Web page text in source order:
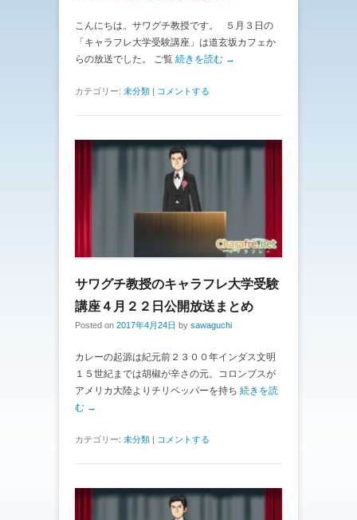
こんにちは。サワグチ教授です。 ５月３日の
「キャラフレ大学受験講座」は道玄坂カフェか
らの放送でした。 ご覧 続きを読む →
カテゴリー: 未分類 コメントする
サワグチ教授のキャラフレ大学受験
講座４月２２日公開放送まとめ
Posted on 2017年4月24日 by sawaguchi
カレーの起源は紀元前２３００年インダス文明
１５世紀までは胡椒が辛さの元。コロンブスが
アメリカ大陸よりチリペッパーを持ち 続きを読
む →
カテゴリー: 未分類 | コメントする